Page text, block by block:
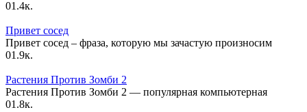
01.4к.
Привет сосед
Привет сосед – фраза, которую мы зачастую произносим
01.9к.
Растения Против Зомби 2
Растения Против Зомби 2 — популярная компьютерная
01.8к.